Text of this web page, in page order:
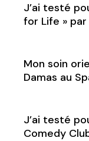
J’ai testé
for Life »
Mon soin
Damas au
J’ai testé
Comedy